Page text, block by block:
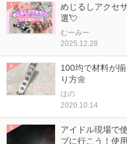
めじるしアクセ
選💘
むーみー
2025.12.28
100均で材料が
り方🌼
ほの
2020.10.14
アイドル現場で
ブに行こう！使